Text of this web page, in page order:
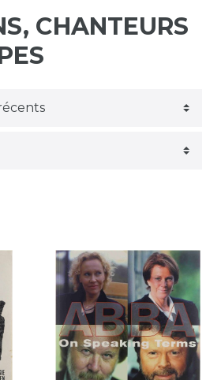
CHANTEURS